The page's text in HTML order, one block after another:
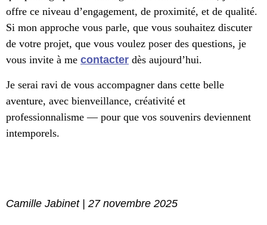
offre ce niveau d’engagement, de proximité, et de qualité.
Si mon approche vous parle, que vous souhaitez discuter
de votre projet, que vous voulez poser des questions, je
vous invite à me contacter dès aujourd’hui.
Je serai ravi de vous accompagner dans cette belle
aventure, avec bienveillance, créativité et
professionnalisme — pour que vos souvenirs deviennent
intemporels.
Camille Jabinet | 27 novembre 2025